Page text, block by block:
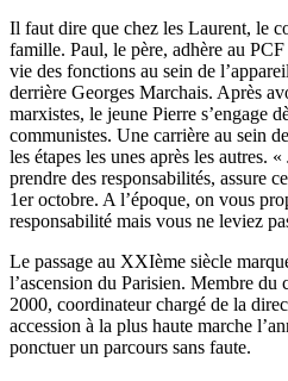
Il faut dire que chez les Laurent, le
famille. Paul, le père, adhère au
vie des fonctions au sein de
derrière Georges Marchais. Après
marxistes, le jeune Pierre s’engage
communistes. Une carrière au sein
les étapes les unes après les autres.
prendre des responsabilités, assure
1er octobre. A l’époque, on vous
responsabilité mais vous ne leviez
Le passage au XXIème siècle
l’ascension du Parisien. Membre du
2000, coordinateur chargé de la
accession à la plus haute marche
ponctuer un parcours sans faute.